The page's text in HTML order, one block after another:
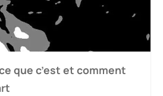
que c’est et comment